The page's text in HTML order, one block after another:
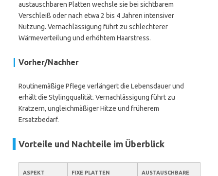
austauschbaren Platten wechsle sie bei sichtbarem
Verschleiß oder nach etwa 2 bis 4 Jahren intensiver
Nutzung. Vernachlässigung führt zu schlechterer
Wärmeverteilung und erhöhtem Haarstress.
Vorher/Nachher
Routinemäßige Pflege verlängert die Lebensdauer und
erhält die Stylingqualität. Vernachlässigung führt zu
Kratzern, ungleichmäßiger Hitze und früherem
Ersatzbedarf.
Vorteile und Nachteile im Überblick
ASPEKT FIXE PLATTEN
AUSTAUSCHBARE